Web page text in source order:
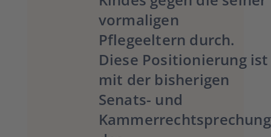
vormaligen
Pflegeeltern durch.
Diese Positionierung ist
mit der bisherigen
Senats- und
Kammerrechtsprechung